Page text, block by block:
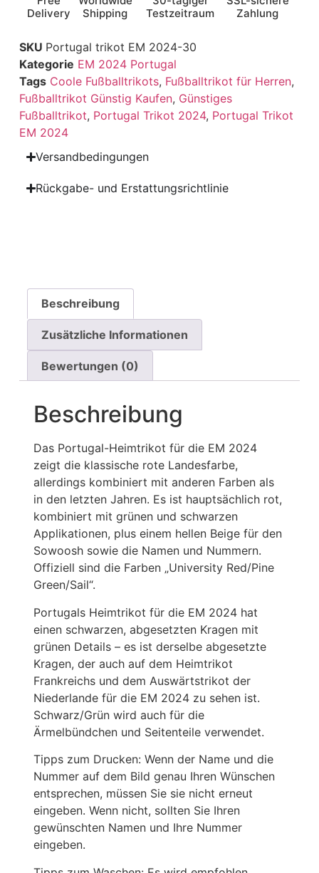
Delivery
Shipping
Testzeitraum
Zahlung
SKU Portugal trikot EM 2024-30
Kategorie EM 2024 Portugal
Tags Coole Fußballtrikots, Fußballtrikot für Herren,
Fußballtrikot Günstig Kaufen, Günstiges
Fußballtrikot, Portugal Trikot 2024, Portugal Trikot
EM 2024
Versandbedingungen
Rückgabe- und Erstattungsrichtlinie
Beschreibung
Zusätzliche Informationen
Bewertungen (0)
Beschreibung
Das Portugal-Heimtrikot für die EM 2024
zeigt die klassische rote Landesfarbe,
allerdings kombiniert mit anderen Farben als
in den letzten Jahren. Es ist hauptsächlich rot,
kombiniert mit grünen und schwarzen
Applikationen, plus einem hellen Beige für den
Sowoosh sowie die Namen und Nummern.
Offiziell sind die Farben „University Red/Pine
Green/Sail“.
Portugals Heimtrikot für die EM 2024 hat
einen schwarzen, abgesetzten Kragen mit
grünen Details – es ist derselbe abgesetzte
Kragen, der auch auf dem Heimtrikot
Frankreichs und dem Auswärtstrikot der
Niederlande für die EM 2024 zu sehen ist.
Schwarz/Grün wird auch für die
Ärmelbündchen und Seitenteile verwendet.
Tipps zum Drucken: Wenn der Name und die
Nummer auf dem Bild genau Ihren Wünschen
entsprechen, müssen Sie sie nicht erneut
eingeben. Wenn nicht, sollten Sie Ihren
gewünschten Namen und Ihre Nummer
eingeben.